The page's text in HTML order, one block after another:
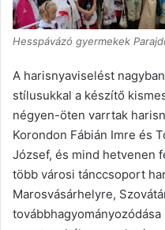
Hesspávázó gyermekek
A harisnyaviselést
stílusukkal a készítő
négyen-öten varrtak
Korondon Fábián Imre és
József, és mind hetvenen
több városi tánccsoport
Marosvásárhelyre,